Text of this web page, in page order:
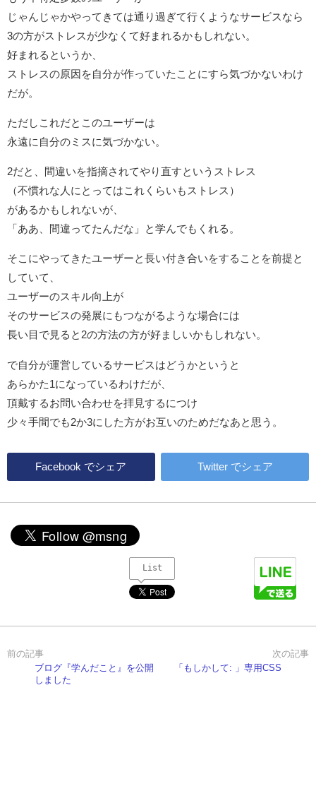
じゃんじゃかやってきては通り過ぎて行くようなサービスなら
3の方がストレスが少なくて好まれるかもしれない。
好まれるというか、
ストレスの原因を自分が作っていたことにすら気づかないわけ
だが。
ただしこれだとこのユーザーは
永遠に自分のミスに気づかない。
2だと、間違いを指摘されてやり直すというストレス
（不慣れな人にとってはこれくらいもストレス）
があるかもしれないが、
「ああ、間違ってたんだな」と学んでもくれる。
そこにやってきたユーザーと長い付き合いをすることを前提と
していて、
ユーザーのスキル向上が
そのサービスの発展にもつながるような場合には
長い目で見ると2の方法の方が好ましいかもしれない。
で自分が運営しているサービスはどうかというと
あらかた1になっているわけだが、
頂戴するお問い合わせを拝見するにつけ
少々手間でも2か3にした方がお互いのためだなあと思う。
Facebook でシェア Twitterでシェア
List
ブログ『学んだこと』を公開
しました
「もしかして: 」専用CSS